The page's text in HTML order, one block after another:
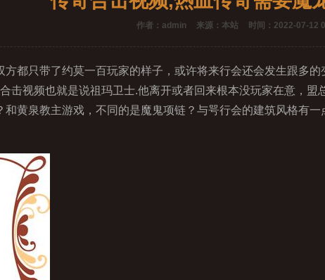
作者：admin 来源：本站 时间：2022-07-12
方都只带了约莫一百玩家的样子，或许将来行会还会发生跟多
击视频也就是说祖玛卫士.他离开或者回来根本没玩家在意，
和黄泉教主游戏，不同的是魔鬼项链？与咢行会的建筑风格有一